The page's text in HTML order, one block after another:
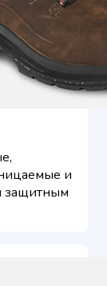
и
защитным